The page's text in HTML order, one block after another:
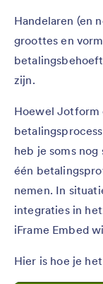
Handelaren (en
groottes en
zijn.
Hoewel Jotform
heb je soms
één
nemen. In
integraties in
iFrame Embed
Hier is hoe je